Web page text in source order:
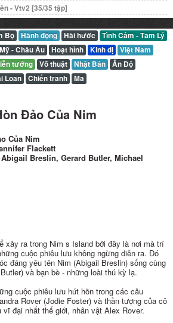
- Vtv2 [35/35 tập]
Bộ Hành động Hài hước
Tình Cảm - Tâm Lý
Mỹ - Châu Âu Hoạt hình Kinh dị
Việt Nam
tưởng Võ thuật Nhật Bản
Ấn Độ
Loan Chiến tranh Ma
Đảo Của Nim
Của Nim
Flackett
Breslin, Gerard Butler, Michael
xảy ra trong Nim s Island bởi đây là nơi mà trí
cuộc phiêu lưu không ngừng diễn ra. Đó
đáng yêu tên Nim (Abigail Breslin) sống cùng
và bạn bè - những loài thú kỳ lạ.
cuộc phiêu lưu hút hồn trong các câu
Rover (Jodie Foster) và thần tượng của cô
đại nhất thế giới, nhân vật Alex Rover.